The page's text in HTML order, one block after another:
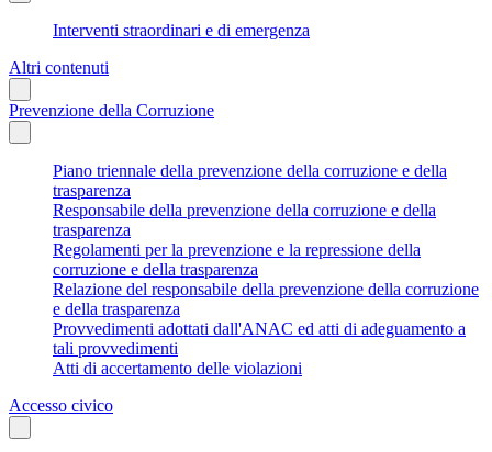
Interventi straordinari e di emergenza
Altri contenuti
Prevenzione della Corruzione
Piano triennale della prevenzione della corruzione e della
trasparenza
Responsabile della prevenzione della corruzione e della
trasparenza
Regolamenti per la prevenzione e la repressione della
corruzione e della trasparenza
Relazione del responsabile della prevenzione della corruzione
e della trasparenza
Provvedimenti adottati dall'ANAC ed atti di adeguamento a
tali provvedimenti
Atti di accertamento delle violazioni
Accesso civico